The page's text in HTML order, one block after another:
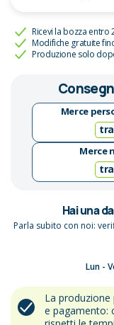
Ricevi la bozza entro
Modifiche gratuite
Produzione solo
Merce
Merce
Hai una
Parla subito con noi:
Lun -
La
e pagamento: